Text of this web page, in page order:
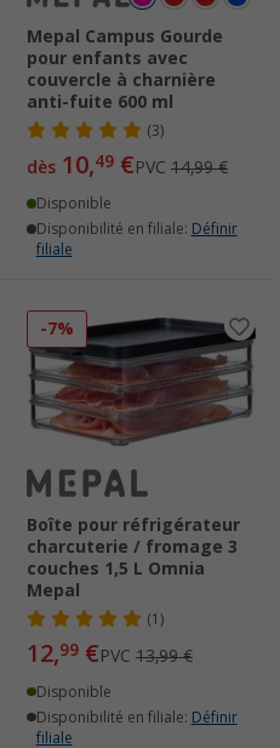
Mepal Campus Gourde
pour enfants avec
couvercle à charnière
anti-fuite 600 ml
(3)
dès 10,49 €PVC 14,99 €
Disponible
Disponibilité en filiale: Définir
filiale
-7%
Boîte pour réfrigérateur
charcuterie / fromage 3
couches 1,5 L Omnia
Mepal
(1)
12,99 €PVC 13,99 €
Disponible
Disponibilité en filiale: Définir
filiale